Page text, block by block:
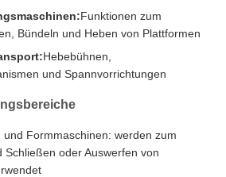
Funktionen zum
Bündeln und Heben von Plattformen
Hebebühnen,
und Spannvorrichtungen
und Formmaschinen: werden zum
Schließen oder Auswerfen von